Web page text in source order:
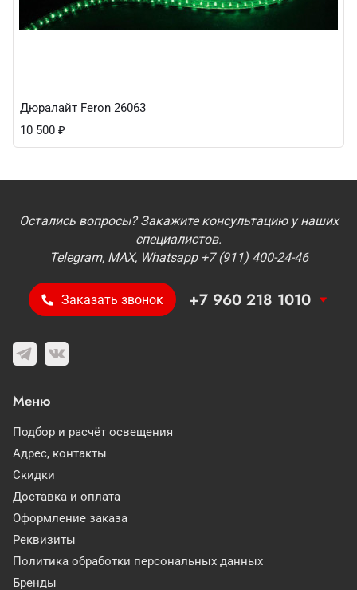
Дюралайт Feron 26063
10 500 ₽
Остались вопросы? Закажите консультацию у наших
специалистов.
Telegram, MAX, Whatsapp +7 (911) 400-24-46
Заказать звонок +7 960 218 1010
Меню
Подбор и расчёт освещения
Адрес, контакты
Скидки
Доставка и оплата
Оформление заказа
Реквизиты
Политика обработки персональных данных
Бренды